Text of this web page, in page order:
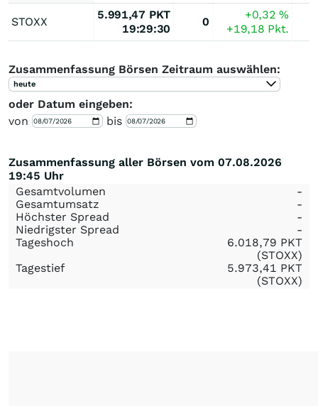
STOXX
5.991,47 PKT
19:29:30
0
+0,32%
+19,18 Pkt.
Zusammenfassung Börsen Zeitraum auswählen:
heute
oder Datum eingeben:
von
bis
Zusammenfassung aller Börsen vom 07.08.2026
19:45 Uhr
Gesamtvolumen
-
Gesamtumsatz
-
Höchster Spread
-
Niedrigster Spread
-
Tageshoch
6.018,79 PKT
(STOXX)
Tagestief
5.973,41 PKT
(STOXX)